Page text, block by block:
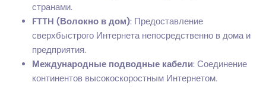
странами.
FTTH (Волокно в дом): Предоставление
сверхбыстрого Интернета непосредственно в дома и
предприятия.
Международные подводные кабели: Соединение
континентов высокоскоростным Интернетом.